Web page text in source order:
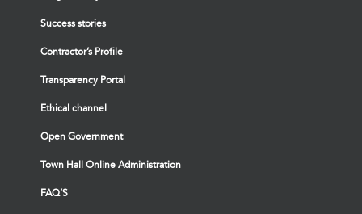
Success stories
Contractor’s Profile
Transparency Portal
Ethical channel
Open Government
Town Hall Online Administration
FAQ’S